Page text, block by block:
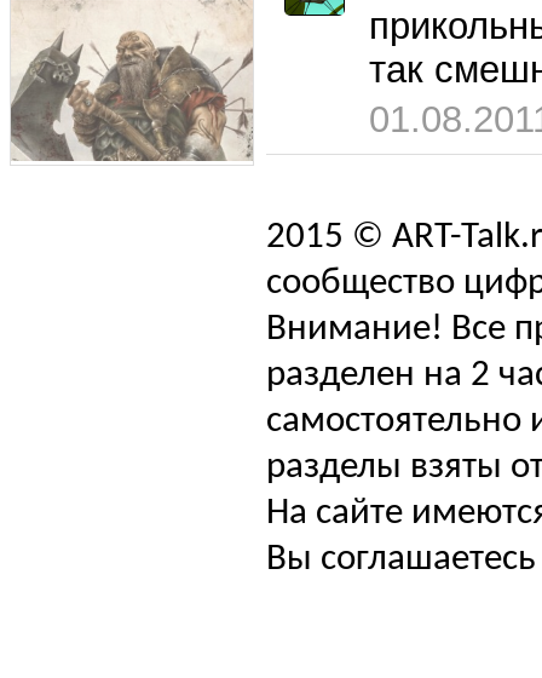
так
2015 © ART-
сообщество
Внимание! Все
разделен на 2
самостоятельно
разделы взяты
На сайте
Вы